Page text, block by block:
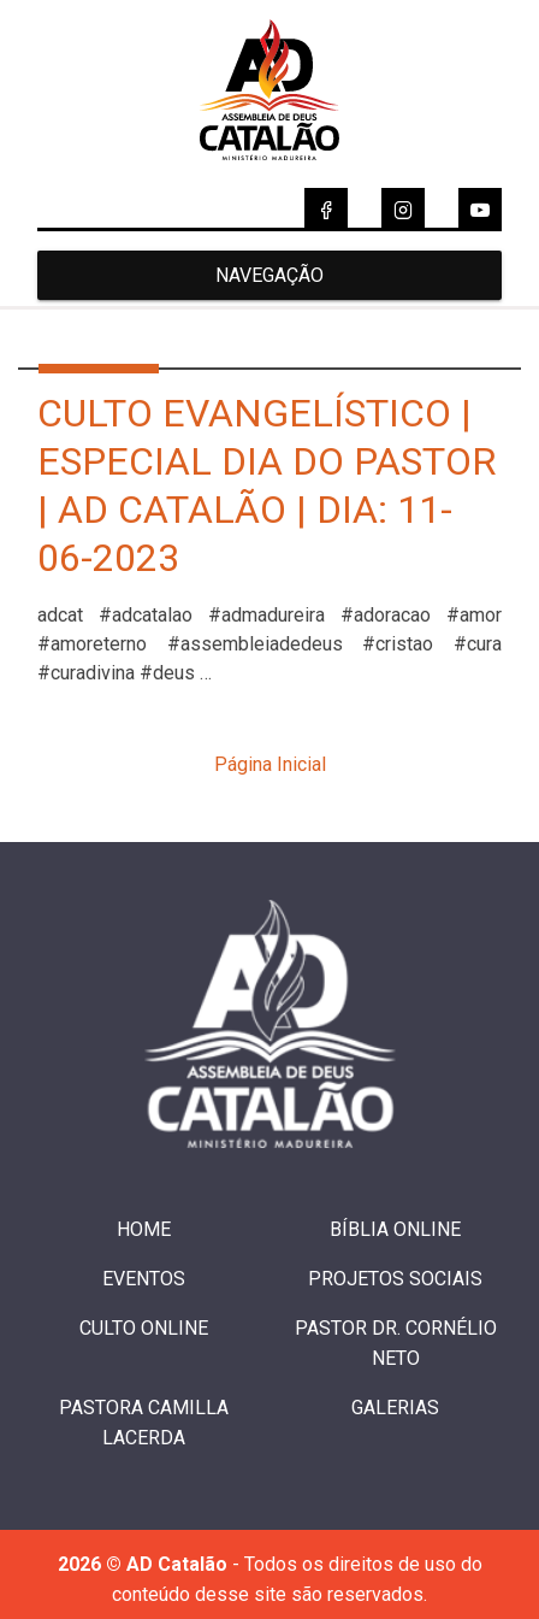
NAVEGAÇÃO
CULTO EVANGELÍSTICO |
ESPECIAL DIA DO PASTOR
| AD CATALÃO | DIA: 11-
06-2023
adcat #adcatalao #admadureira #adoracao #amor
#amoreterno #assembleiadedeus #cristao #cura
#curadivina #deus …
Página Inicial
HOME BÍBLIA ONLINE
EVENTOS PROJETOS SOCIAIS
CULTO ONLINE
PASTOR DR. CORNÉLIO
NETO
PASTORA CAMILLA
LACERDA
GALERIAS
2026 © AD Catalão - Todos os direitos de uso do
conteúdo desse site são reservados.